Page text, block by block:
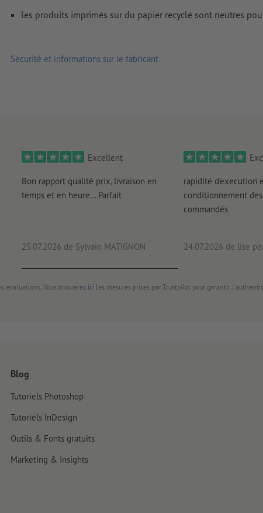
les produits imprimés sur du papier recyclé sont neutres
Sécurité et informations sur le fabricant
Excellent
Bon rapport qualité prix, livraison en
temps et en heure... Parfait
25.07.2026 de Sylvain MATIGNON
rapidité d'execution
conditionnement
commandés
24.07.2026 de lise
évaluations. Vous trouverez ici les mesures prises par Trustpilot pour garantir
Blog
Tutoriels Photoshop
Tutoriels InDesign
Outils & Fonts gratuits
Marketing & Insights